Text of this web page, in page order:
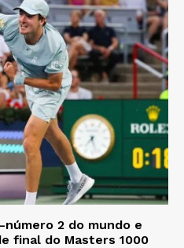
número 2 do mundo e
final do Masters 1000